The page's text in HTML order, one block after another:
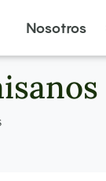
Nosotros